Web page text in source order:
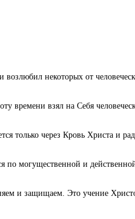
некоторых от
времени взял на Себя
только через Кровь Христа и
могущественной и
и защищаем. Это учение